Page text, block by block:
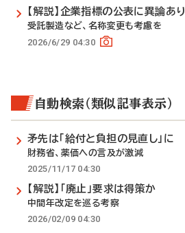
【解説】企業指標の公表に異論あり
受託製造など、名称変更も考慮を
2026/6/29 04:30
自動検索（類似記事表示）
矛先は「給付と負担の見直し」に
財務省、薬価への言及が激減
2025/11/17 04:30
【解説】「廃止」要求は得策か
中間年改定を巡る考察
2026/02/09 04:30